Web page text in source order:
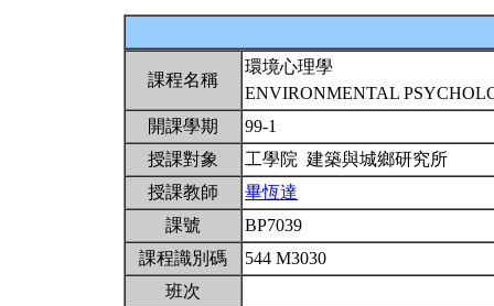
課程名稱
環境心理學
ENVIRONMENTAL
開課學期
99-1
授課對象
工學院 建築與城鄉研究所
授課教師
畢恆達
課號
BP7039
課程識別碼
544 M3030
班次